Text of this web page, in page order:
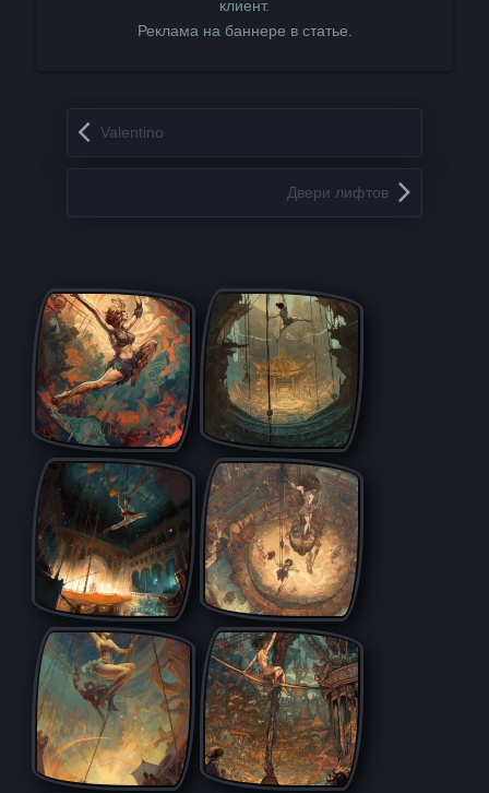
клиент.
Реклама на баннере в статье.
Запись навигация
Valentino
Двери лифтов